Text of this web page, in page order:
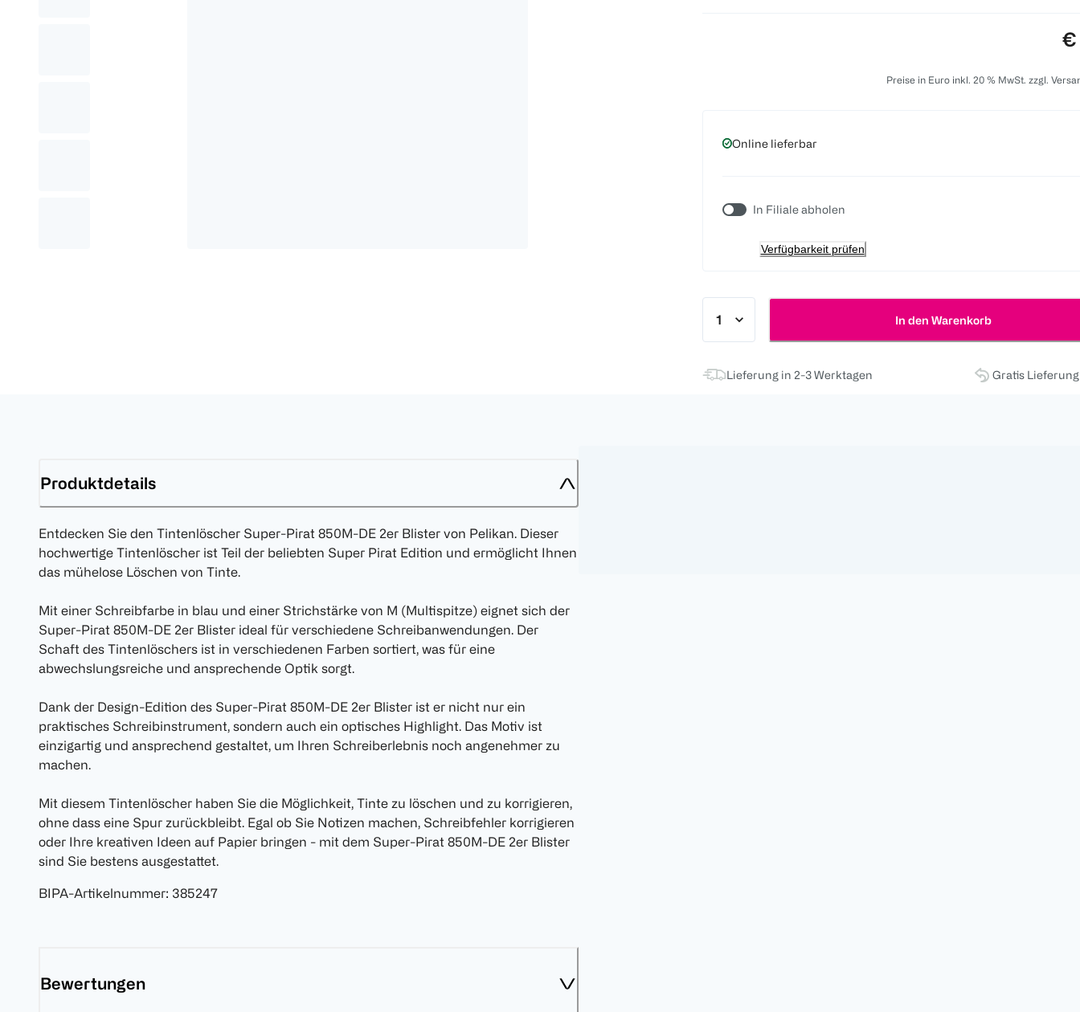
€
Preise in Euro inkl. 20 % MwSt. zzgl.
Online lieferbar
In Filiale abholen
Verfügbarkeit prüfen
In den Warenkorb
Lieferung in 2-3 Werktagen Gratis
Produktdetails
Entdecken Sie den Tintenlöscher Super-Pirat 850M-DE 2er Blister von Pelikan. Dieser
hochwertige Tintenlöscher ist Teil der beliebten Super Pirat Edition und ermöglicht Ihnen
das mühelose Löschen von Tinte.
Mit einer Schreibfarbe in blau und einer Strichstärke von M (Multispitze) eignet sich der
Super-Pirat 850M-DE 2er Blister ideal für verschiedene Schreibanwendungen. Der
Schaft des Tintenlöschers ist in verschiedenen Farben sortiert, was für eine
abwechslungsreiche und ansprechende Optik sorgt.
Dank der Design-Edition des Super-Pirat 850M-DE 2er Blister ist er nicht nur ein
praktisches Schreibinstrument, sondern auch ein optisches Highlight. Das Motiv ist
einzigartig und ansprechend gestaltet, um Ihren Schreiberlebnis noch angenehmer zu
machen.
Mit diesem Tintenlöscher haben Sie die Möglichkeit, Tinte zu löschen und zu korrigieren,
ohne dass eine Spur zurückbleibt. Egal ob Sie Notizen machen, Schreibfehler korrigieren
oder Ihre kreativen Ideen auf Papier bringen - mit dem Super-Pirat 850M-DE 2er Blister
sind Sie bestens ausgestattet.
BIPA-Artikelnummer: 385247
Bewertungen